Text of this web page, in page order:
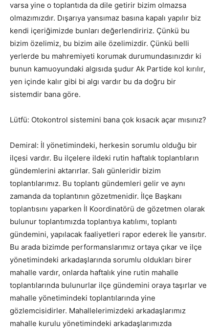
varsa yine o toplantıda da dile getirir bizim olmazsa
olmazımızdır. Dışarıya yansımaz basına kapalı yapılır biz
kendi içeriğimizde bunları değerlendiririz. Çünkü bu
bizim özelimiz, bu bizim aile özelimizdir. Çünkü belli
yerlerde bu mahremiyeti korumak durumundasınızdır ki
bunun kamuoyundaki algısıda şudur Ak Partide kol kırılır,
yen içinde kalır gibi bi algı vardır bu da doğru bir
sistemdir bana göre.
Lütfü: Otokontrol sistemini bana çok kısacık açar mısınız?
Demiral: İl yönetimindeki, herkesin sorumlu olduğu bir
ilçesi vardır. Bu ilçelere ildeki rutin haftalık toplantıların
gündemlerini aktarırlar. Salı günleridir bizim
toplantılarımız. Bu toplantı gündemleri gelir ve aynı
zamanda da toplantının gözetmenidir. İlçe Başkanı
toplantısını yaparken İl Koordinatörü de gözetmen olarak
bulunur toplantımızda toplantıya katılımı, toplantı
gündemini, yapılacak faaliyetleri rapor ederek İle yansıtır.
Bu arada bizimde performanslarımız ortaya çıkar ve ilçe
yönetimindeki arkadaşlarında sorumlu oldukları birer
mahalle vardır, onlarda haftalık yine rutin mahalle
toplantılarında bulunurlar ilçe gündemini oraya taşırlar ve
mahalle yönetimindeki toplantılarında yine
gözlemcisidirler. Mahallelerimizdeki arkadaşlarımız
mahalle kurulu yönetimindeki arkadaşlarımızda